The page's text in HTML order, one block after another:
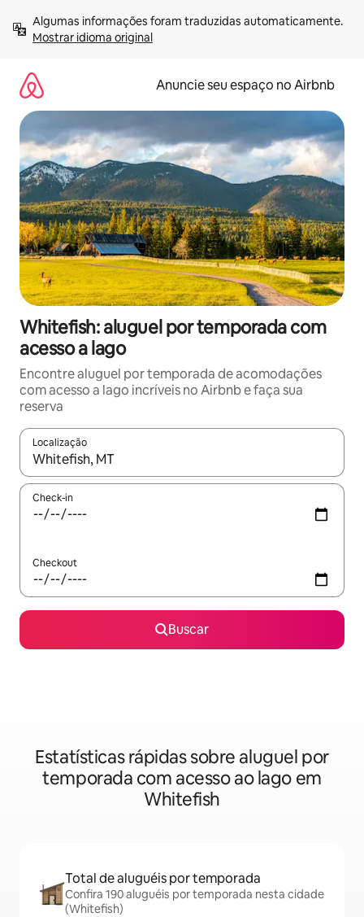
para
Mostrar idioma original
Anuncie seu espaço no Airbnb
Whitefish: aluguel por temporada com
acesso a lago
Encontre aluguel por temporada de acomodações
com acesso a lago incríveis no Airbnb e faça sua
reserva
Localização
Quando os resultados estiverem disponíveis, explore-os
Check-in
Checkout
Buscar
Estatísticas rápidas sobre aluguel por
temporada com acesso ao lago em
Whitefish
Total de aluguéis por temporada
Confira 190 aluguéis por temporada nesta cidade
(Whitefish)